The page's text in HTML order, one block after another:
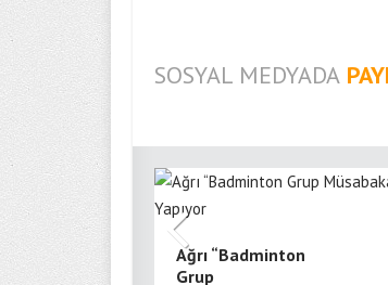
SOSYAL MEDYADA
Ağrı “Badminton
Grup